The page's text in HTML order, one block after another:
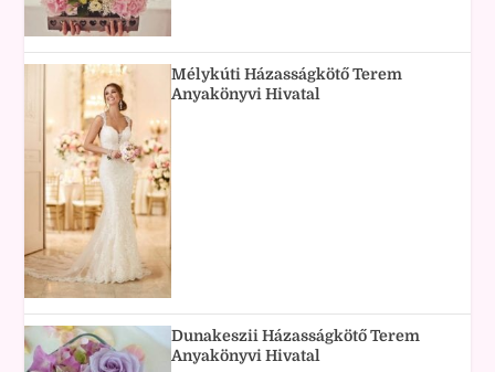
Mélykúti Házasságkötő Terem
Anyakönyvi Hivatal
Dunakeszii Házasságkötő Terem
Anyakönyvi Hivatal